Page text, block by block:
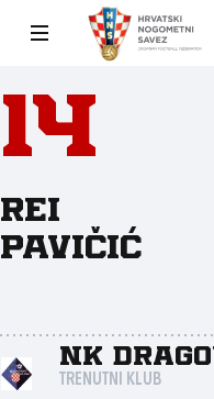
14
Rei
Pavičić
NK
TRENUTNI KLUB